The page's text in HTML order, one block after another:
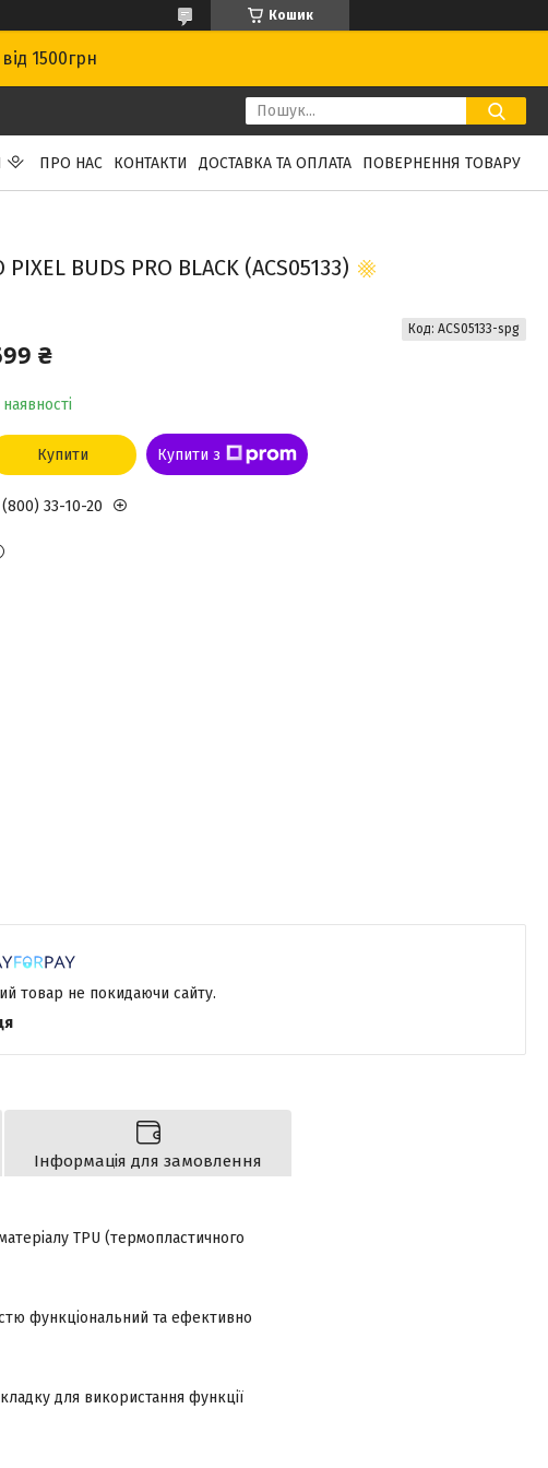
Кошик
1500грн
ПРО НАС КОНТАКТИ ДОСТАВКА ТА ОПЛАТА ПОВЕРНЕННЯ ТОВАРУ
BUDS PRO BLACK (ACS05133)
₴
Код: ACS05133-spg
Купити Купити з
33-10-20
товар не покидаючи сайту.
Інформація для замовлення
TPU (термопластичного
функціональний та ефективно
для використання функції